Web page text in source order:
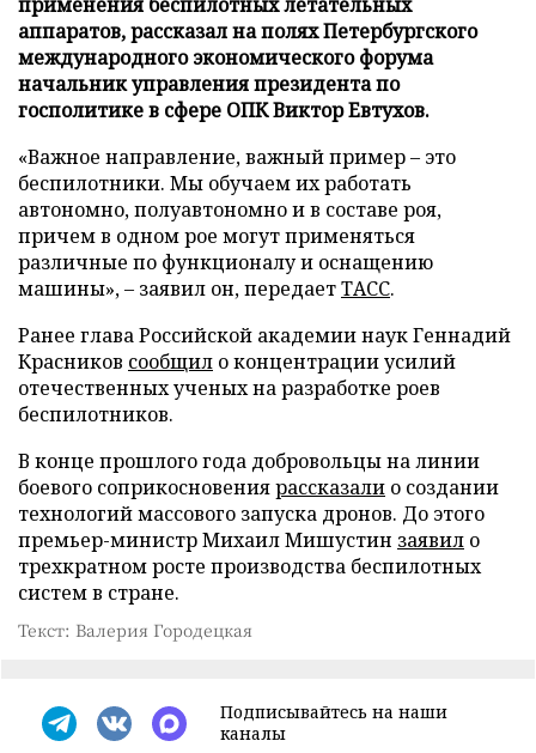
аппаратов, рассказал на полях Петербургского
международного экономического форума
начальник управления президента по
госполитике в сфере ОПК Виктор Евтухов.
«Важное направление, важный пример – это
беспилотники. Мы обучаем их работать
автономно, полуавтономно и в составе роя,
причем в одном рое могут применяться
различные по функционалу и оснащению
машины», – заявил он, передаетТАСС.
Ранее глава Российской академии наук Геннадий
Красников сообщил о концентрации усилий
отечественных ученых на разработке роев
беспилотников.
В конце прошлого года добровольцы на линии
боевого соприкосновениярассказали о создании
технологий массового запуска дронов. До этого
премьер-министр Михаил Мишустин заявил о
трехкратном росте производства беспилотных
систем в стране.
Текст: Валерия Городецкая
Подписывайтесь на наши
каналы